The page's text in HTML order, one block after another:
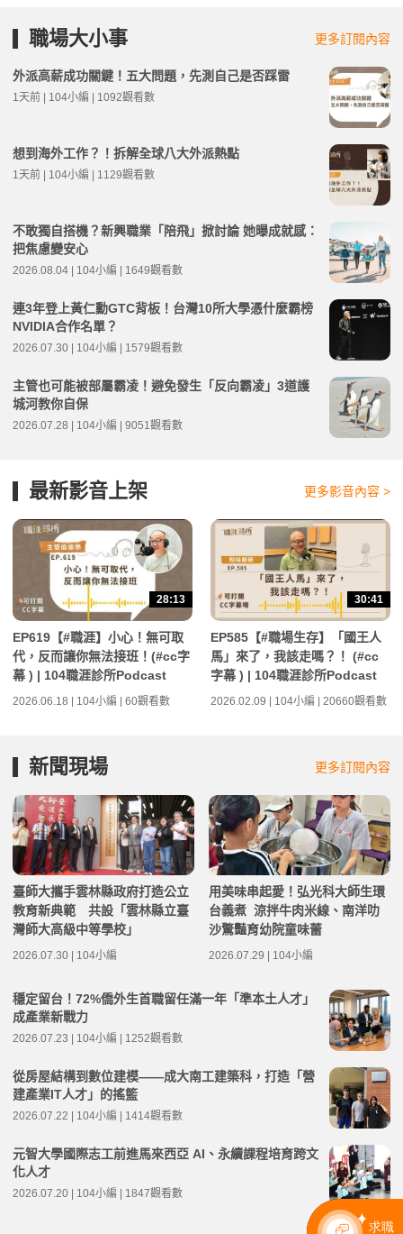
職場大小事 更多訂閱內容
外派高薪成功關鍵！五大問題，先測自己是否踩雷
1天前 | 104小編 | 1092觀看數
想到海外工作？！拆解全球八大外派熱點
1天前 | 104小編 | 1129觀看數
不敢獨自搭機？新興職業「陪飛」掀討論 她曝成就感：
把焦慮變安心
2026.08.04 | 104小編 | 1649觀看數
連3年登上黃仁勳GTC背板！台灣10所大學憑什麼霸榜
NVIDIA合作名單？
2026.07.30 | 104小編 | 1579觀看數
主管也可能被部屬霸凌！避免發生「反向霸凌」3道護
城河教你自保
2026.07.28 | 104小編 | 9051觀看數
最新影音上架 更多影音內容 >
28:13
EP619【#職涯】小心！無可取
代，反而讓你無法接班！(#cc字
幕 ) | 104職涯診所Podcast
2026.06.18 | 104小編 | 60觀看數
30:41
EP585【#職場生存】「國王人
馬」來了，我該走嗎？！ (#cc
字幕 ) | 104職涯診所Podcast
2026.02.09 | 104小編 | 20660觀看數
新聞現場 更多訂閱內容
臺師大攜手雲林縣政府打造公立
教育新典範 共設「雲林縣立臺
灣師大高級中等學校」
2026.07.30 | 104小編
用美味串起愛！弘光科大師生環
台義煮 涼拌牛肉米線、南洋叻
沙驚豔育幼院童味蕾
2026.07.29 | 104小編
穩定留台！72%僑外生首職留任滿一年「準本土人才」
成產業新戰力
2026.07.23 | 104小編 | 1252觀看數
從房屋結構到數位建模——成大南工建築科，打造「營
建產業IT人才」的搖籃
2026.07.22 | 104小編 | 1414觀看數
元智大學國際志工前進馬來西亞 AI、永續課程培育跨文
化人才
2026.07.20 | 104小編 | 1847觀看數